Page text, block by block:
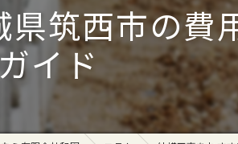
駐
リ
筑西市の費
イド